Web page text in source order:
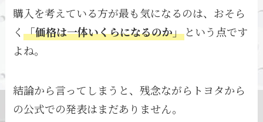
購入を考えている方が最も気になるのは、おそら
く「価格は一体いくらになるのか」 という点です
よね。
結論から言ってしまうと、残念ながらトヨタから
の公式での発表はまだありません。